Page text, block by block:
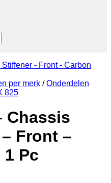
per merk / Onderdelen
825
Chassis
Front –
1 Pc